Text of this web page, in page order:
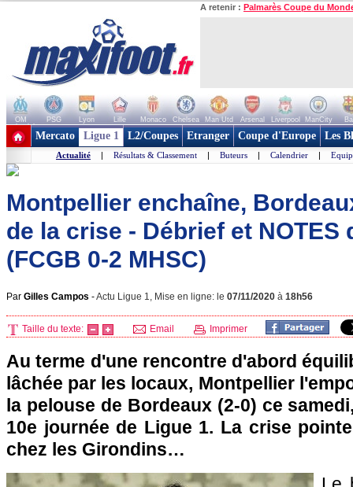
A retenir : Palmarès Coupe du
OM PSG Lyon Lille Monaco Chelsea Man Utd Arsenal Liverpool ManCity
+ de clubs
Mercato Ligue 1 L2/Coupes Etranger Coupe d'Europe Les
Actualité | Résultats & Classement | Buteurs | Calendrier |
Montpellier enchaîne,
de la crise - Débrief et NOTES
(FCGB 0-2 MHSC)
Par Gilles Campos -Actu Ligue 1, Mise en ligne: le 07/11/2020 à 18h56
Taille du texte: Email Imprimer
Au terme d'une rencontre d'abord
lâchée par les locaux, Montpellier
la pelouse de Bordeaux (2-0) ce
10e journée de Ligue 1. La crise
chez les Girondins…